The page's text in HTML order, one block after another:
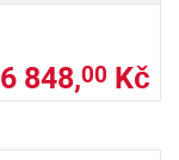
6 848,00 Kč